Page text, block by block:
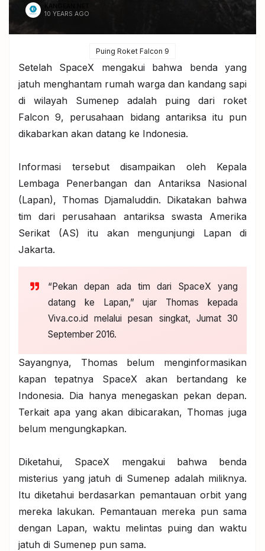
KANGEAN.NET
10 YEARS AGO
Puing Roket Falcon 9
Setelah SpaceX mengakui bahwa benda yang
jatuh menghantam rumah warga dan kandang sapi
di wilayah Sumenep adalah puing dari roket
Falcon 9, perusahaan bidang antariksa itu pun
dikabarkan akan datang ke Indonesia.
Informasi tersebut disampaikan oleh Kepala
Lembaga Penerbangan dan Antariksa Nasional
(Lapan), Thomas Djamaluddin. Dikatakan bahwa
tim dari perusahaan antariksa swasta Amerika
Serikat (AS) itu akan mengunjungi Lapan di
Jakarta.
“Pekan depan ada tim dari SpaceX yang
datang ke Lapan,” ujar Thomas kepada
Viva.co.id melalui pesan singkat, Jumat 30
September 2016.
Sayangnya, Thomas belum menginformasikan
kapan tepatnya SpaceX akan bertandang ke
Indonesia. Dia hanya menegaskan pekan depan.
Terkait apa yang akan dibicarakan, Thomas juga
belum mengungkapkan.
Diketahui, SpaceX mengakui bahwa benda
misterius yang jatuh di Sumenep adalah miliknya.
Itu diketahui berdasarkan pemantauan orbit yang
mereka lakukan. Pemantauan mereka pun sama
dengan Lapan, waktu melintas puing dan waktu
jatuh di Sumenep pun sama.